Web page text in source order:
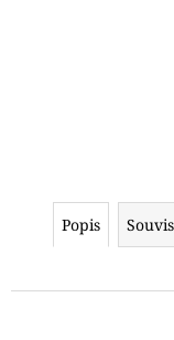
Popis